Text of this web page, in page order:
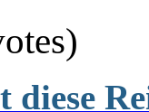
diese